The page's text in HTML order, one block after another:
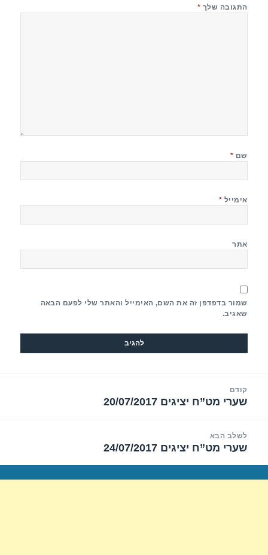
התגובה שלך *
שם *
אימייל *
אתר
שמור בדפדפן זה את השם, האימייל והאתר שלי לפעם הבאה
שאגיב.
קודם
הפוסט
שערי מט”ח יציגים 20/07/2017
לשלב הבא
הפוסט
שערי מט”ח יציגים 24/07/2017